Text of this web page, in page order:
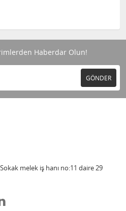
Haberdar Olun!
GÖNDER
melek iş hanı no:11 daire 29